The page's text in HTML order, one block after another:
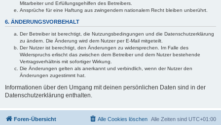
Mitarbeiter und Erfüllungsgehilfen des Betreibers.
Ansprüche für eine Haftung aus zwingendem nationalem Recht bleiben unberührt.
6. ÄNDERUNGSVORBEHALT
Der Betreiber ist berechtigt, die Nutzungsbedingungen und die Datenschutzerklärung
zu ändern. Die Änderung wird dem Nutzer per E-Mail mitgeteilt.
Der Nutzer ist berechtigt, den Änderungen zu widersprechen. Im Falle des
Widerspruchs erlischt das zwischen dem Betreiber und dem Nutzer bestehende
Vertragsverhältnis mit sofortiger Wirkung.
Die Änderungen gelten als anerkannt und verbindlich, wenn der Nutzer den
Änderungen zugestimmt hat.
Informationen über den Umgang mit deinen persönlichen Daten sind in der
Datenschutzerklärung enthalten.
Foren-Übersicht Alle Zeiten sind UTC+01:00
Alle Cookies löschen